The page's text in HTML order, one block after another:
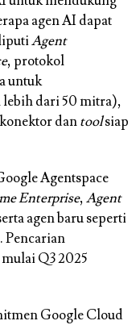
agen AI dapat
Agent
, protokol
untuk
dari 50 mitra),
dantoolsiap
Agentspace
Enterprise,Agent
agen baru seperti
. Pencarian
Q3 2025
Google Cloud